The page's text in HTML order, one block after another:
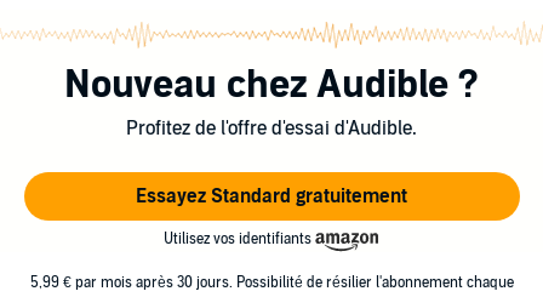
Nouveau chez Audible ?
Profitez de l'offre d'essai d'Audible.
Essayez Standard gratuitement
Utilisez vos identifiants
5,99 € par mois après 30 jours. Possibilité de résilier l'abonnement chaque